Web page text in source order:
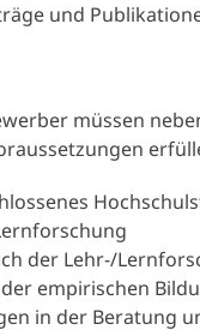
und
müssen
der Lehr-/
empirischen
in der Beratung